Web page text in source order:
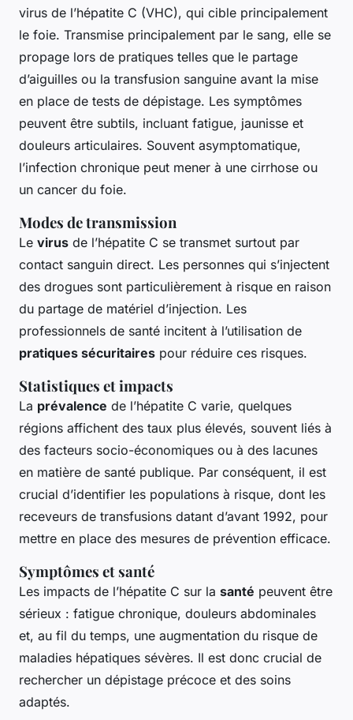
virus de l’hépatite C (VHC), qui cible principalement
le foie. Transmise principalement par le sang, elle se
propage lors de pratiques telles que le partage
d’aiguilles ou la transfusion sanguine avant la mise
en place de tests de dépistage. Les symptômes
peuvent être subtils, incluant fatigue, jaunisse et
douleurs articulaires. Souvent asymptomatique,
l’infection chronique peut mener à une cirrhose ou
un cancer du foie.
Modes de transmission
Le virus de l’hépatite C se transmet surtout par
contact sanguin direct. Les personnes qui s’injectent
des drogues sont particulièrement à risque en raison
du partage de matériel d’injection. Les
professionnels de santé incitent à l’utilisation de
pratiques sécuritaires pour réduire ces risques.
Statistiques et impacts
La prévalence de l’hépatite C varie, quelques
régions affichent des taux plus élevés, souvent liés à
des facteurs socio-économiques ou à des lacunes
en matière de santé publique. Par conséquent, il est
crucial d’identifier les populations à risque, dont les
receveurs de transfusions datant d’avant 1992, pour
mettre en place des mesures de prévention efficace.
Symptômes et santé
Les impacts de l’hépatite C sur la santé peuvent être
sérieux : fatigue chronique, douleurs abdominales
et, au fil du temps, une augmentation du risque de
maladies hépatiques sévères. Il est donc crucial de
rechercher un dépistage précoce et des soins
adaptés.